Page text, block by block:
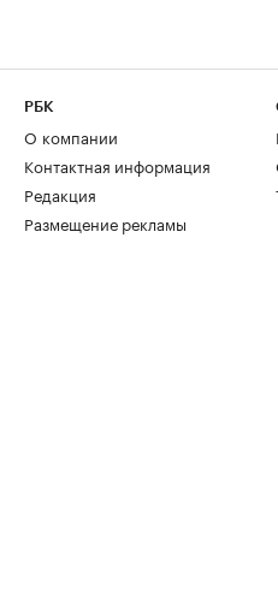
РБК
О компании
Контактная информация
Редакция
Размещение рекламы